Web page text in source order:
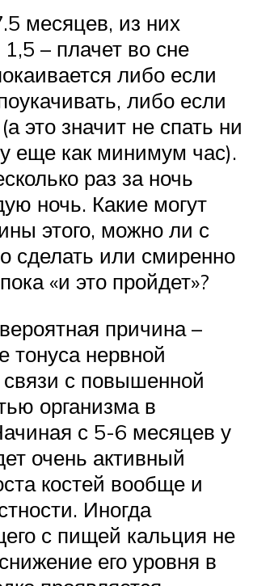
месяцев, из них
– плачет во сне
либо если
либо если
это значит не спать ни
еще как минимум час).
раз за ночь
ночь. Какие могут
этого, можно ли с
сделать или смиренно
«и это пройдет»?
причина –
тонуса нервной
с повышенной
организма в
с 5-6 месяцев у
очень активный
костей вообще и
Иногда
с пищей кальция не
его уровня в